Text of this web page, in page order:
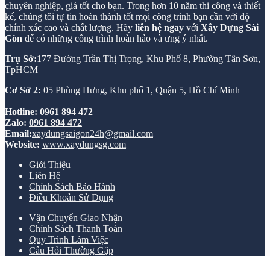
chuyên nghiệp, giá tốt cho bạn. Trong hơn 10 năm thi công và thiết
kế, chúng tôi tự tin hoàn thành tốt mọi công trình bạn cần với độ
chính xác cao và chất lượng. Hãy liên hệ ngay với Xây Dựng Sài
Gòn để có những công trình hoàn hảo và ưng ý nhất.
Trụ Sở:177 Đường Trần Thị Trọng, Khu Phố 8, Phường Tân Sơn,
TpHCM
Cơ Sở 2: 05 Phùng Hưng, Khu phố 1, Quận 5, Hồ Chí Minh
Hotline: 0961 894 472
Zalo: 0961 894 472
Email:xaydungsaigon24h@gmail.com
Website: www.xaydungsg.com
Giới Thiệu
Liên Hệ
Chính Sách Bảo Hành
Điều Khoản Sử Dụng
Vận Chuyển Giao Nhận
Chính Sách Thanh Toán
Quy Trình Làm Việc
Câu Hỏi Thường Gặp